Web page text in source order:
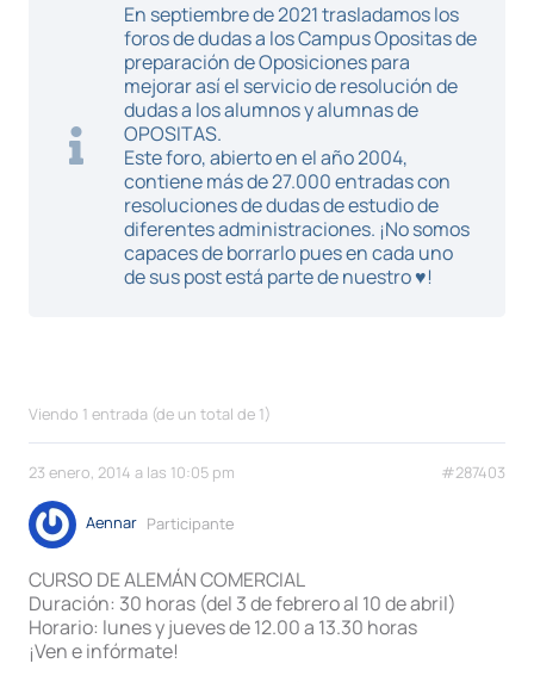
En septiembre de 2021 trasladamos los
foros de dudas a los Campus Opositas de
preparación de Oposiciones para
mejorar así el servicio de resolución de
dudas a los alumnos y alumnas de
OPOSITAS.
Este foro, abierto en el año 2004,
contiene más de 27.000 entradas con
resoluciones de dudas de estudio de
diferentes administraciones. ¡No somos
capaces de borrarlo pues en cada uno
de sus post está parte de nuestro ♥!
Viendo 1 entrada (de un total de 1)
23 enero, 2014 a las 10:05 pm #287403
Aennar Participante
CURSO DE ALEMÁN COMERCIAL
Duración: 30 horas (del 3 de febrero al 10 de abril)
Horario: lunes y jueves de 12.00 a 13.30 horas
¡Ven e infórmate!